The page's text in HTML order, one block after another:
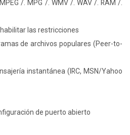
/. MPG /. WMV /. WAV /. RAM /.
las restricciones
de archivos populares (Peer-to-
instantánea (IRC, MSN/Yahoo
de puerto abierto